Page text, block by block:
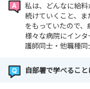
私は、どんなに給
続けていくこと、
をもっていたので、
様々な病院にイン
護師同士・他職種同
自部署で学べること